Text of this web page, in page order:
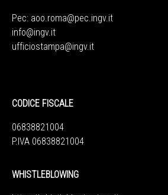
Pec: aoo.roma@pec.ingv.it
info@ingv.it
ufficiostampa@ingv.it
CODICE FISCALE
06838821004
P.IVA 06838821004
WHISTLEBLOWING